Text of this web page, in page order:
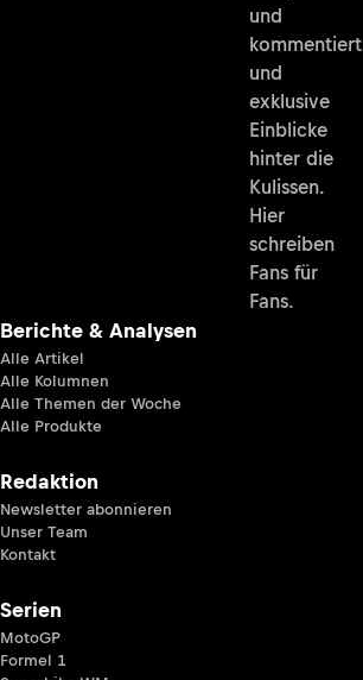
und
kommentiert
und
exklusive
Einblicke
hinter die
Kulissen.
Hier
schreiben
Fans für
Fans.
Berichte & Analysen
Alle Artikel
Alle Kolumnen
Alle Themen der Woche
Alle Produkte
Redaktion
Newsletter abonnieren
Unser Team
Kontakt
Serien
MotoGP
Formel 1